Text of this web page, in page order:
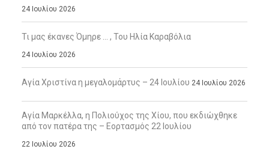
24 Ιουλίου 2026
Τι μας έκανες Όμηρε … , Του Ηλία Καραβόλια
24 Ιουλίου 2026
Αγία Χριστίνα η μεγαλομάρτυς – 24 Ιουλίου 24 Ιουλίου 2026
Αγία Μαρκέλλα, η Πολιούχος της Χίου, που εκδιώχθηκε
από τον πατέρα της – Εορτασμός 22 Ιουλίου
22 Ιουλίου 2026